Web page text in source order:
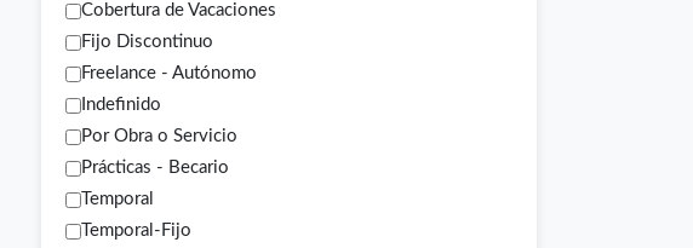
Cobertura de Vacaciones
Fijo Discontinuo
Freelance - Autónomo
Indefinido
Por Obra o Servicio
Prácticas - Becario
Temporal
Temporal-Fijo